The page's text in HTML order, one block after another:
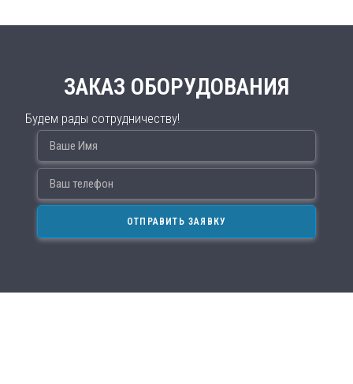
ЗАКАЗ ОБОРУДОВАНИЯ
Будем рады сотрудничеству!